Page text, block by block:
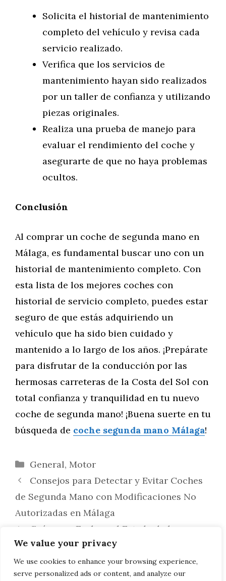
We value your privacy
We use cookies to enhance your browsing experience,
serve personalized ads or content, and analyze our
Solicita el historial de mantenimiento
completo del vehículo y revisa cada
servicio realizado.
Verifica que los servicios de
mantenimiento hayan sido realizados
por un taller de confianza y utilizando
piezas originales.
Realiza una prueba de manejo para
evaluar el rendimiento del coche y
asegurarte de que no haya problemas
ocultos.
Conclusión
Al comprar un coche de segunda mano en
Málaga, es fundamental buscar uno con un
historial de mantenimiento completo. Con
esta lista de los mejores coches con
historial de servicio completo, puedes estar
seguro de que estás adquiriendo un
vehículo que ha sido bien cuidado y
mantenido a lo largo de los años. ¡Prepárate
para disfrutar de la conducción por las
hermosas carreteras de la Costa del Sol con
total confianza y tranquilidad en tu nuevo
coche de segunda mano! ¡Buena suerte en tu
búsqueda de coche segunda mano Málaga!
Categorías
General, Motor
Consejos para Detectar y Evitar Coches
de Segunda Mano con Modificaciones No
Autorizadas en Málaga
Guía para Evaluar el Estado de los
Sistemas de Dirección Asistida y
Servoasistida en Coches de Segunda Mano
en Málaga